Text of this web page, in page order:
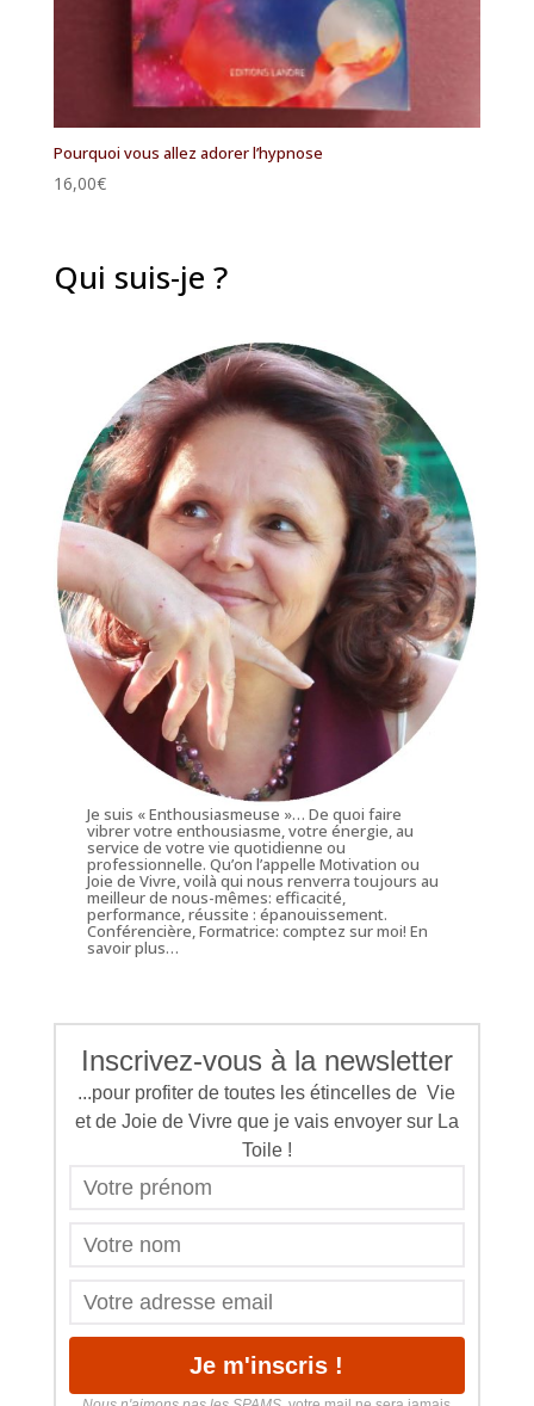
Pourquoi vous allez adorer l’hypnose
16,00€
Qui suis-je ?
Je suis « Enthousiasmeuse »… De quoi faire
vibrer votre enthousiasme, votre énergie, au
service de votre vie quotidienne ou
professionnelle. Qu’on l’appelle Motivation ou
Joie de Vivre, voilà qui nous renverra toujours au
meilleur de nous-mêmes: efficacité,
performance, réussite : épanouissement.
Conférencière, Formatrice: comptez sur moi!En
savoir plus…
Inscrivez-vous à la newsletter
...pour profiter de toutes les étincelles de Vie
et de Joie de Vivre que je vais envoyer sur La
Toile !